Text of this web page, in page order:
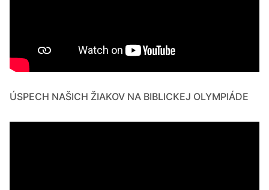
ÚSPECH NAŠICH ŽIAKOV NA BIBLICKEJ OLYMPIÁDE